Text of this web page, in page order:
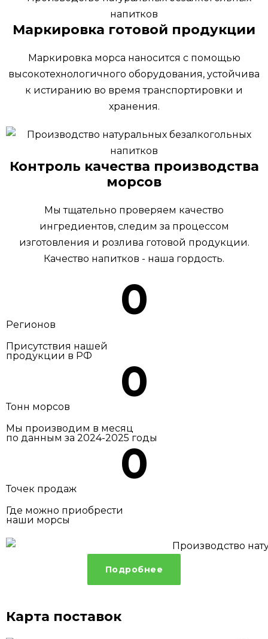
Маркировка готовой продукции
Маркировка морса наносится с помощью
высокотехнологичного оборудования, устойчива
к истиранию во время транспортировки и
хранения.
Контроль качества производства
морсов
Мы тщательно проверяем качество
ингредиентов, следим за процессом
изготовления и розлива готовой продукции.
Качество напитков - наша гордость.
0
Регионов
Присутствия нашей
продукции в РФ
0
Тонн морсов
Мы производим в месяц
по данным за 2024-2025 годы
0
Точек продаж
Где можно приобрести
наши морсы
Подробнее
Карта поставок